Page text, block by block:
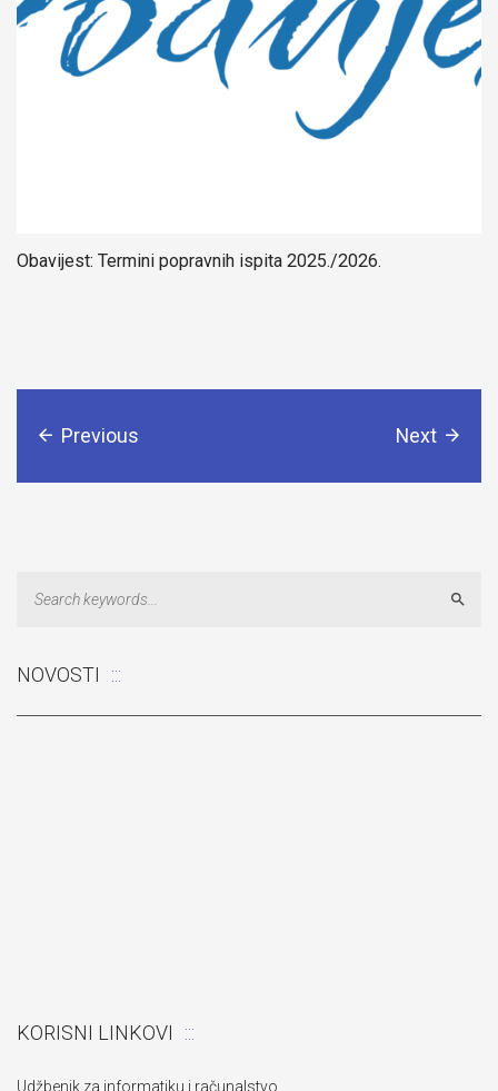
Obavijest: Termini popravnih ispita 2025./2026.
Previous Next
NOVOSTI
KORISNI LINKOVI
Udžbenik za informatiku i računalstvo